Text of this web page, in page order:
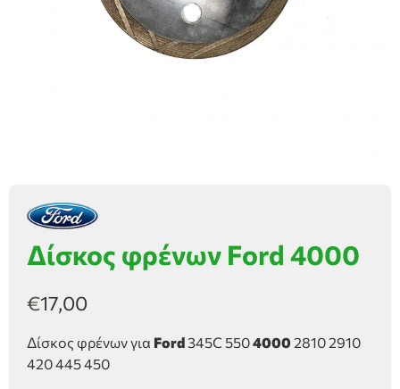
Δίσκος φρένων Ford 4000
€17,00
Δίσκος φρένων για Ford 345C 55040002810 2910
420 445 450